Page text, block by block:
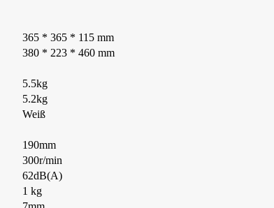
365 * 365 * 115 mm
380 * 223 * 460 mm
5.5kg
5.2kg
Weiß
190mm
300r/min
62dB(A)
1 kg